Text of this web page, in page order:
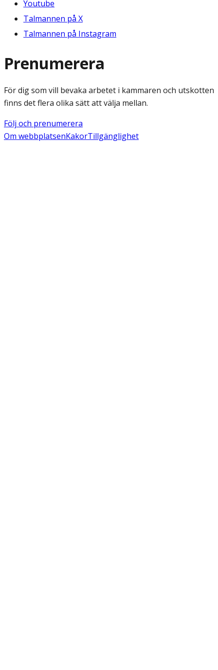
Youtube
Talmannen på X
Talmannen på Instagram
Prenumerera
För dig som vill bevaka arbetet i kammaren och utskotten
finns det flera olika sätt att välja mellan.
Följ och prenumerera
Om webbplatsenKakorTillgänglighet